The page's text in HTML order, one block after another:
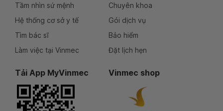
Tầm nhìn sứ mệnh
Hệ thống cơ sở y tế
Tìm bác sĩ
Làm việc tại Vinmec
Chuyên khoa
Gói dịch vụ
Bảo hiểm
Đặt lịch hẹn
Tải App MyVinmec Vinmec shop